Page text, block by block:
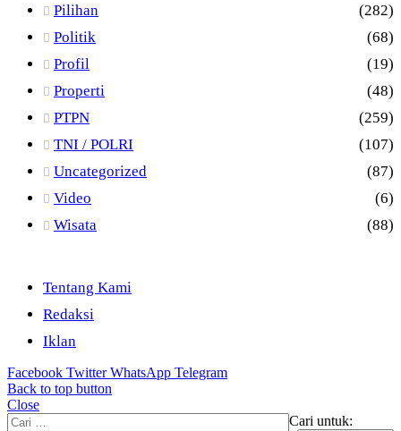
Pilihan
(282)
Politik
(68)
Profil
(19)
Properti
(48)
PTPN
(259)
TNI / POLRI
(107)
Uncategorized
(87)
Video
(6)
Wisata
(88)
Tentang Kami
Redaksi
Iklan
Facebook Twitter WhatsApp Telegram
Back to top button
Close
Cari untuk: